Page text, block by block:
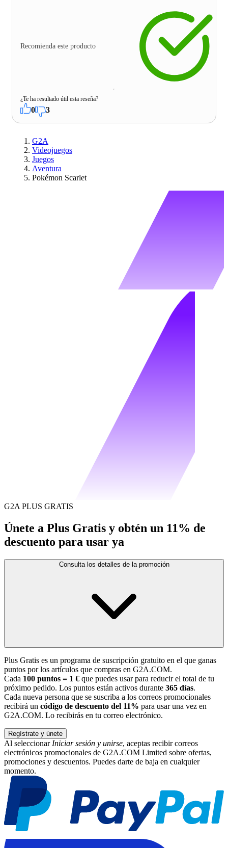
Recomienda este producto
¿Te ha resultado útil esta reseña?
0 3
G2A
Videojuegos
Juegos
Aventura
Pokémon Scarlet
G2A PLUS GRATIS
Únete a Plus Gratis y obtén un 11% de
descuento para usar ya
Consulta los detalles de la promoción
Plus Gratis es un programa de suscripción gratuito en el que ganas
puntos por los artículos que compras en G2A.COM.
Cada 100 puntos = 1 € que puedes usar para reducir el total de tu
próximo pedido. Los puntos están activos durante 365 días.
Cada nueva persona que se suscriba a los correos promocionales
recibirá un código de descuento del 11% para usar una vez en
G2A.COM. Lo recibirás en tu correo electrónico.
Regístrate y únete
Al seleccionar Iniciar sesión y unirse, aceptas recibir correos
electrónicos promocionales de G2A.COM Limited sobre ofertas,
promociones y descuentos. Puedes darte de baja en cualquier
momento.